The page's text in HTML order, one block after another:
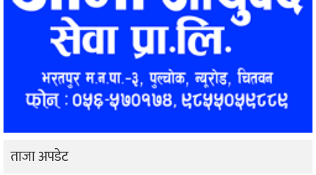
ताजा अपडेट